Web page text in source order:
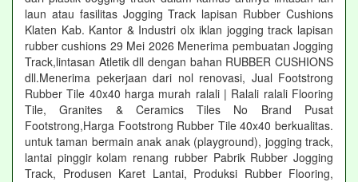
laun atau fasilitas Jogging Track lapisan Rubber Cushions
Klaten Kab. Kantor & Industri olx iklan jogging track lapisan
rubber cushions 29 Mei 2026 Menerima pembuatan Jogging
Track,lintasan Atletik dll dengan bahan RUBBER CUSHIONS
dll.Menerima pekerjaan dari nol renovasi, Jual Footstrong
Rubber Tile 40x40 harga murah ralali | Ralali ralali Flooring
Tile, Granites & Ceramics Tiles No Brand Pusat
Footstrong,Harga Footstrong Rubber Tile 40x40 berkualitas.
untuk taman bermain anak anak (playground), jogging track,
lantai pinggir kolam renang rubber Pabrik Rubber Jogging
Track, Produsen Karet Lantai, Produksi Rubber Flooring,